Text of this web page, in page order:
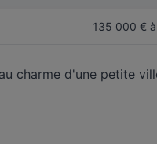
135 000 €
charme d'une petite